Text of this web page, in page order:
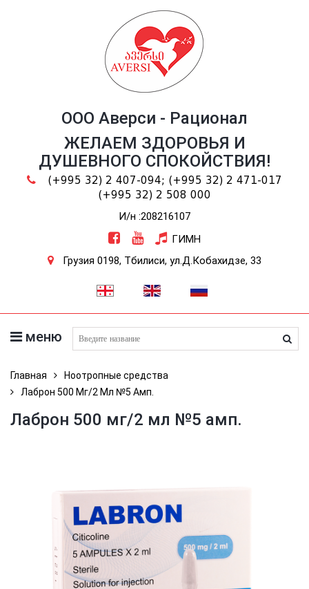
ООО Аверси - Рационал
ЖЕЛАЕМ ЗДОРОВЬЯ И
ДУШЕВНОГО СПОКОЙСТВИЯ!
(+995 32) 2 407-094; (+995 32) 2 471-017
(+995 32) 2 508 000
И/н :208216107
ГИМН
Грузия 0198, Тбилиси, ул.Д.Кобахидзе, 33
меню поиск лекарств
Главная
Ноотропные средства
Лаброн 500 Мг/2 Мл №5 Амп.
Лаброн 500 мг/2 мл №5 амп.